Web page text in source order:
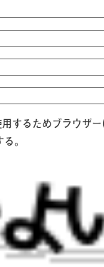
するためブラウザ
。